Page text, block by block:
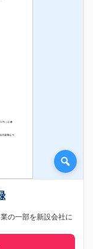
の一部を新設会社に